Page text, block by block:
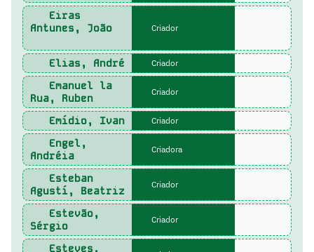
Eiras
Antunes, João
Criador
Elias, André Criador
Emanuel la
Rua, Ruben
Criador
Emídio, Ivan Criador
Engel,
Andréia
Criadora
Esteban
Agustí, Beatriz
Criador
Estevão,
Sérgio
Criador
Esteves,